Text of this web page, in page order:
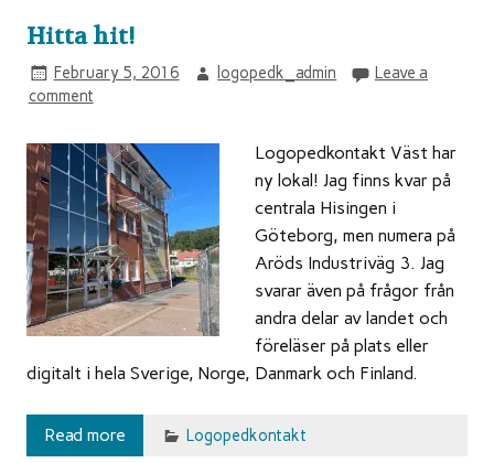
Hitta hit!
February 5, 2016 logopedk_admin
Leave a
comment
Logopedkontakt Väst har
ny lokal! Jag finns kvar på
centrala Hisingen i
Göteborg, men numera på
Aröds Industriväg 3. Jag
svarar även på frågor från
andra delar av landet och
föreläser på plats eller
digitalt i hela Sverige, Norge, Danmark och Finland.
Read more Logopedkontakt